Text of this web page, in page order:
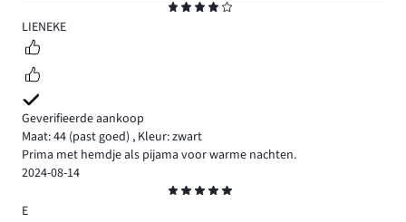
4LIENEKE
Geverifieerde aankoop
Maat: 44 (past goed) , Kleur: zwart
Prima met hemdje als pijama voor warme nachten.
2024-08-14
5
E